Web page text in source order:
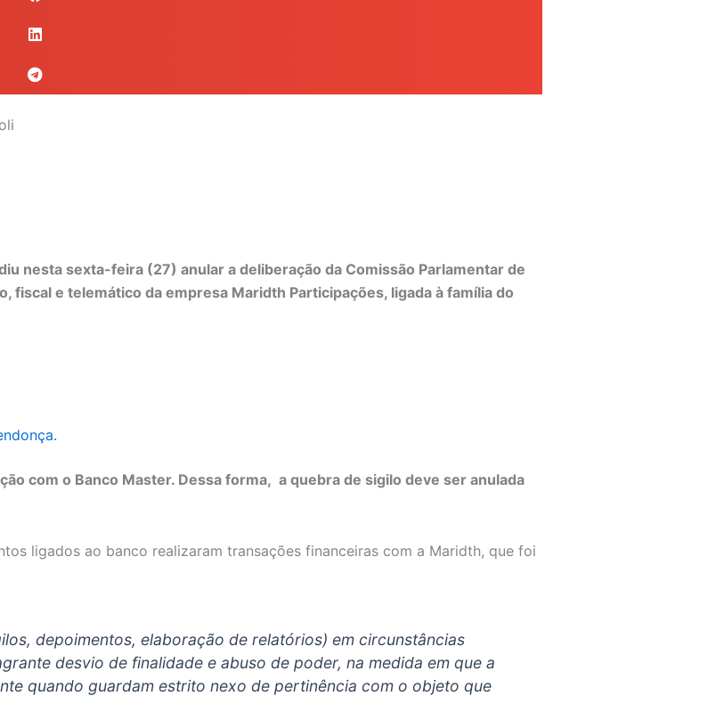
nesta sexta-feira (27) anular a deliberação da Comissão Parlamentar de
e telemático da empresa Maridth Participações, ligada à família do
com o Banco Master. Dessa forma, a quebra de sigilo deve ser anulada
ligados ao banco realizaram transações financeiras com a Maridth, que foi
depoimentos, elaboração de relatórios) em circunstâncias
desvio de finalidade e abuso de poder, na medida em que a
quando guardam estrito nexo de pertinência com o objeto que